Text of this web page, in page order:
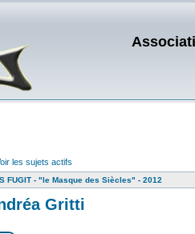
les sujets actifs
FUGIT - "le Masque des Siècles" - 2012
Gritti